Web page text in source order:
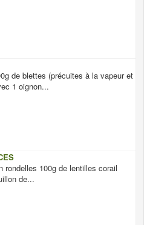
de blettes (précuites à la vapeur et
1 oignon...
100g de lentilles corail
de...